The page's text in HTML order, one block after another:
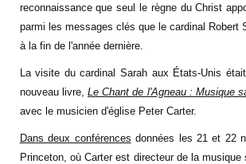
reconnaissance que seul le règne du Christ
parmi les messages clés que le cardinal Robert
à la fin de l'année dernière.
La visite du cardinal Sarah aux États-Unis
nouveau livre,Le Chant de l'Agneau : Musique
avec le musicien d'église Peter Carter.
Dans deux conférences données les 21 et 22
Princeton, où Carter est directeur de la